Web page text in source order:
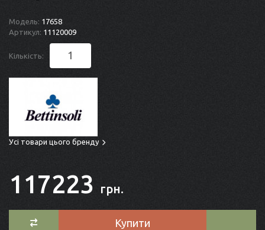
Модель: 17658
Артикул: 11120009
Кількість:
Усі товари цього бренду
117223 грн.
Купити